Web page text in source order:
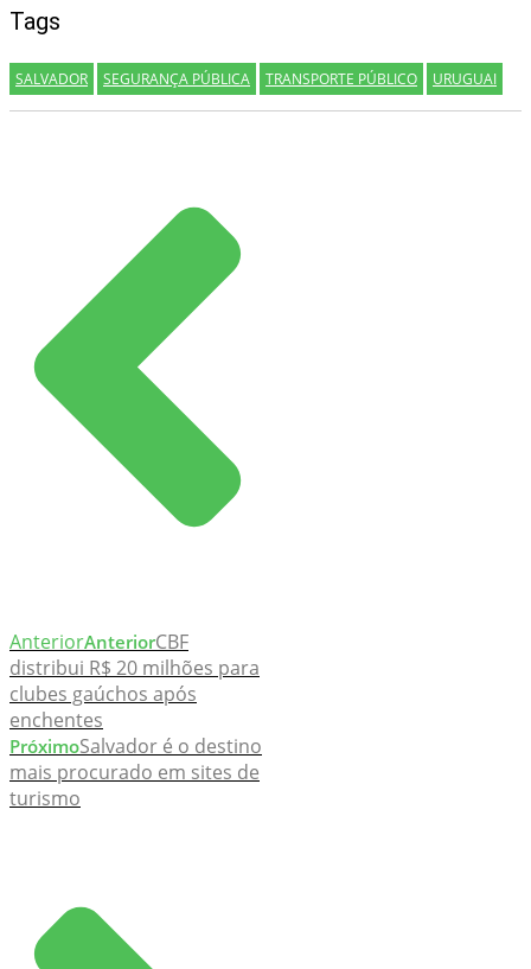
Tags
SALVADOR SEGURANÇA PÚBLICA TRANSPORTE PÚBLICO URUGUAI
AnteriorAnteriorCBF
distribui R$ 20 milhões para
clubes gaúchos após
enchentes
PróximoSalvador é o destino
mais procurado em sites de
turismo